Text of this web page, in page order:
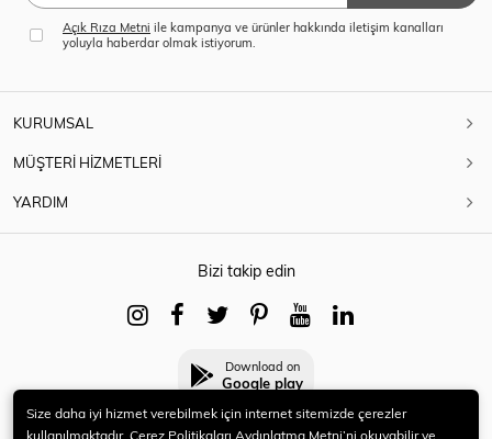
Açık Rıza Metni ile kampanya ve ürünler hakkında iletişim kanalları
yoluyla haberdar olmak istiyorum.
KURUMSAL
MÜŞTERİ HİZMETLERİ
YARDIM
Bizi takip edin
Download on
Google play
Size daha iyi hizmet verebilmek için internet sitemizde çerezler
kullanılmaktadır. Çerez Politikaları Aydınlatma Metni’ni okuyabilir ve